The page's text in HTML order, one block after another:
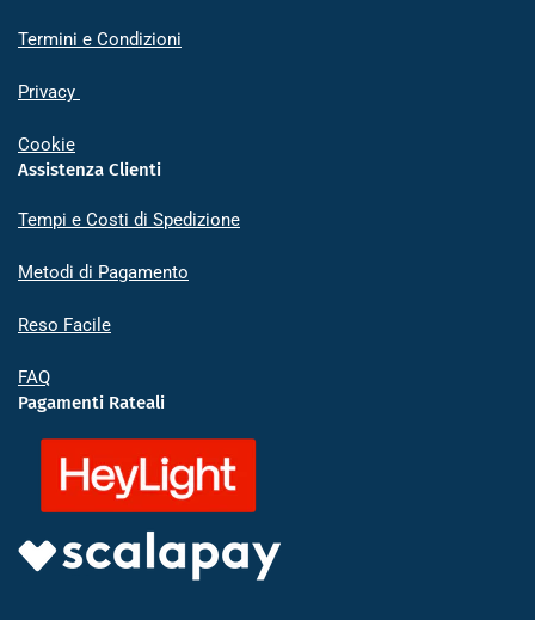
Termini e Condizioni
Privacy
Cookie
Assistenza Clienti
Tempi e Costi di Spedizione
Metodi di Pagamento
Reso Facile
FAQ
Pagamenti Rateali